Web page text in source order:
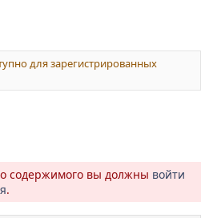
для зарегистрированных
содержимого вы должны войти
.